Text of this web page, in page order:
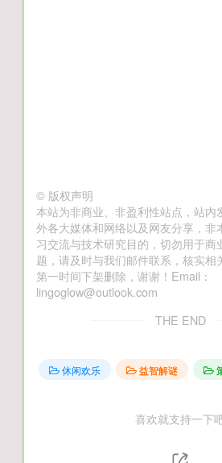
© 版权声明
本站为非商业、非盈利性站点，站内
外各大媒体和网络以及网友分享，非
习交流与技术研究目的，切勿用于商
题，请及时与我们邮件联系，核实相
第一时间下架删除，谢谢！Email：
lingoglow@outlook.com
THE END
休闲欢乐 益智解谜
喜欢就支持一下